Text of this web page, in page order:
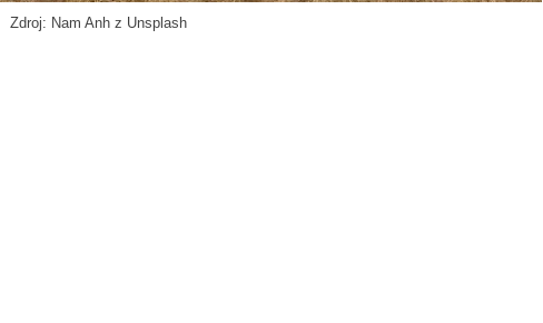
Zdroj: Nam Anh z Unsplash